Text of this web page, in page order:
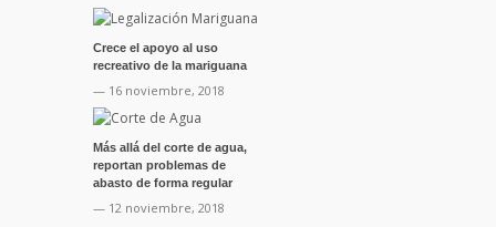
Crece el apoyo al uso
recreativo de la mariguana
— 16 noviembre, 2018
Más allá del corte de agua,
reportan problemas de
abasto de forma regular
— 12 noviembre, 2018